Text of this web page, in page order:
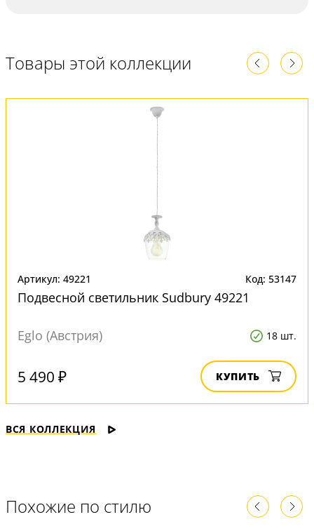
Товары этой коллекции
Артикул: 49221 Код: 53147
Подвесной светильник Sudbury 49221
Eglo (Австрия) 18 шт.
5 490 ₽ КУПИТЬ
ВСЯ КОЛЛЕКЦИЯ
Похожие по стилю